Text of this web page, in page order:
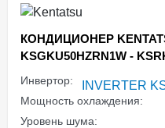
КОНДИЦИОНЕР
KSGKU50HZRN1W -
Инвертор:
Мощность охлаждения:
Уровень шума: